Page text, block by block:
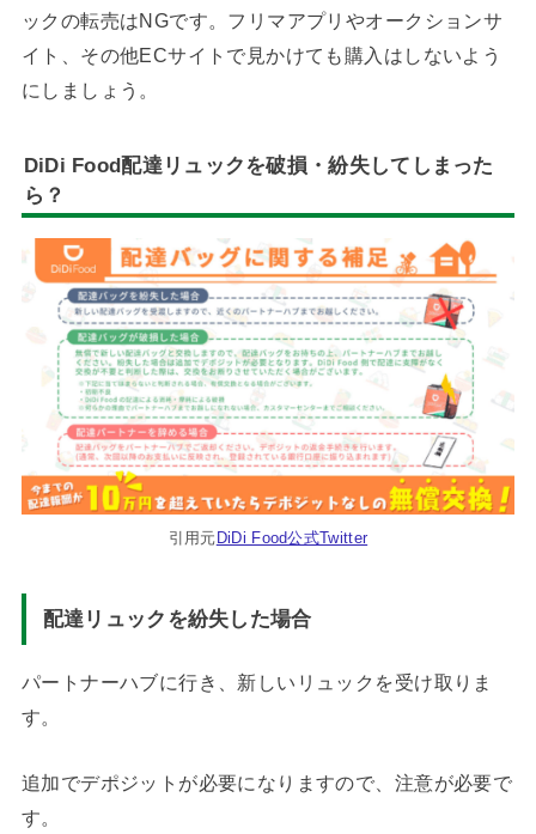
ックの転売はNGです。フリマアプリやオークションサ
イト、その他ECサイトで見かけても購入はしないよう
にしましょう。
DiDi Food配達リュックを破損・紛失してしまった
ら？
引用元 DiDi Food公式Twitter
配達リュックを紛失した場合
パートナーハブに行き、新しいリュックを受け取りま
す。
追加でデポジットが必要になりますので、注意が必要で
す。